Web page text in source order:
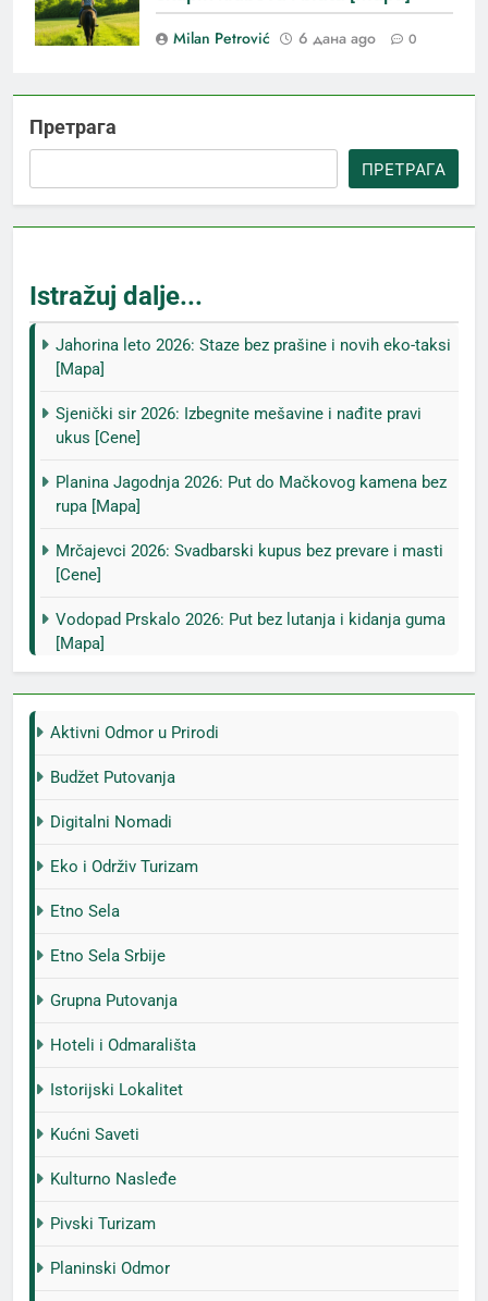
Milan Petrović 6 дана ago 0
Претрага
ПРЕТРАГА
Istražuj dalje...
Jahorina leto 2026: Staze bez prašine i novih eko-taksi
[Mapa]
Sjenički sir 2026: Izbegnite mešavine i nađite pravi
ukus [Cene]
Planina Jagodnja 2026: Put do Mačkovog kamena bez
rupa [Mapa]
Mrčajevci 2026: Svadbarski kupus bez prevare i masti
[Cene]
Vodopad Prskalo 2026: Put bez lutanja i kidanja guma
[Mapa]
Aktivni Odmor u Prirodi
Budžet Putovanja
Digitalni Nomadi
Eko i Održiv Turizam
Etno Sela
Etno Sela Srbije
Grupna Putovanja
Hoteli i Odmarališta
Istorijski Lokalitet
Kućni Saveti
Kulturno Nasleđe
Pivski Turizam
Planinski Odmor